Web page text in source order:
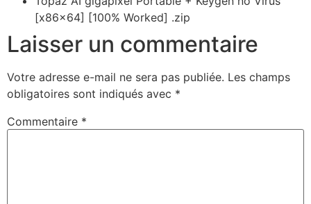
[x86x64] [100% Worked] .zip
Laisser un commentaire
Votre adresse e-mail ne sera pas publiée. Les champs
obligatoires sont indiqués avec *
Commentaire *